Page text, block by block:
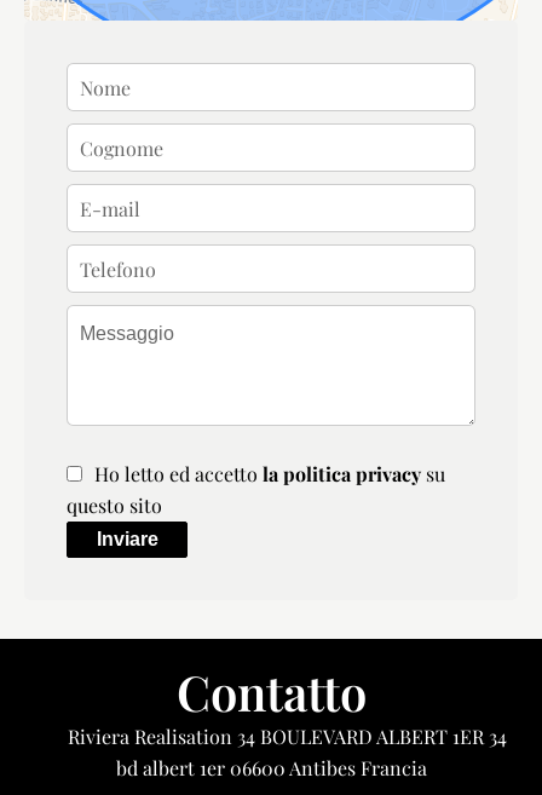
Ho letto ed accetto la politica privacy su
questo sito
Inviare
Contatto
Riviera Realisation 34 BOULEVARD ALBERT 1ER 34
bd albert 1er06600 Antibes Francia